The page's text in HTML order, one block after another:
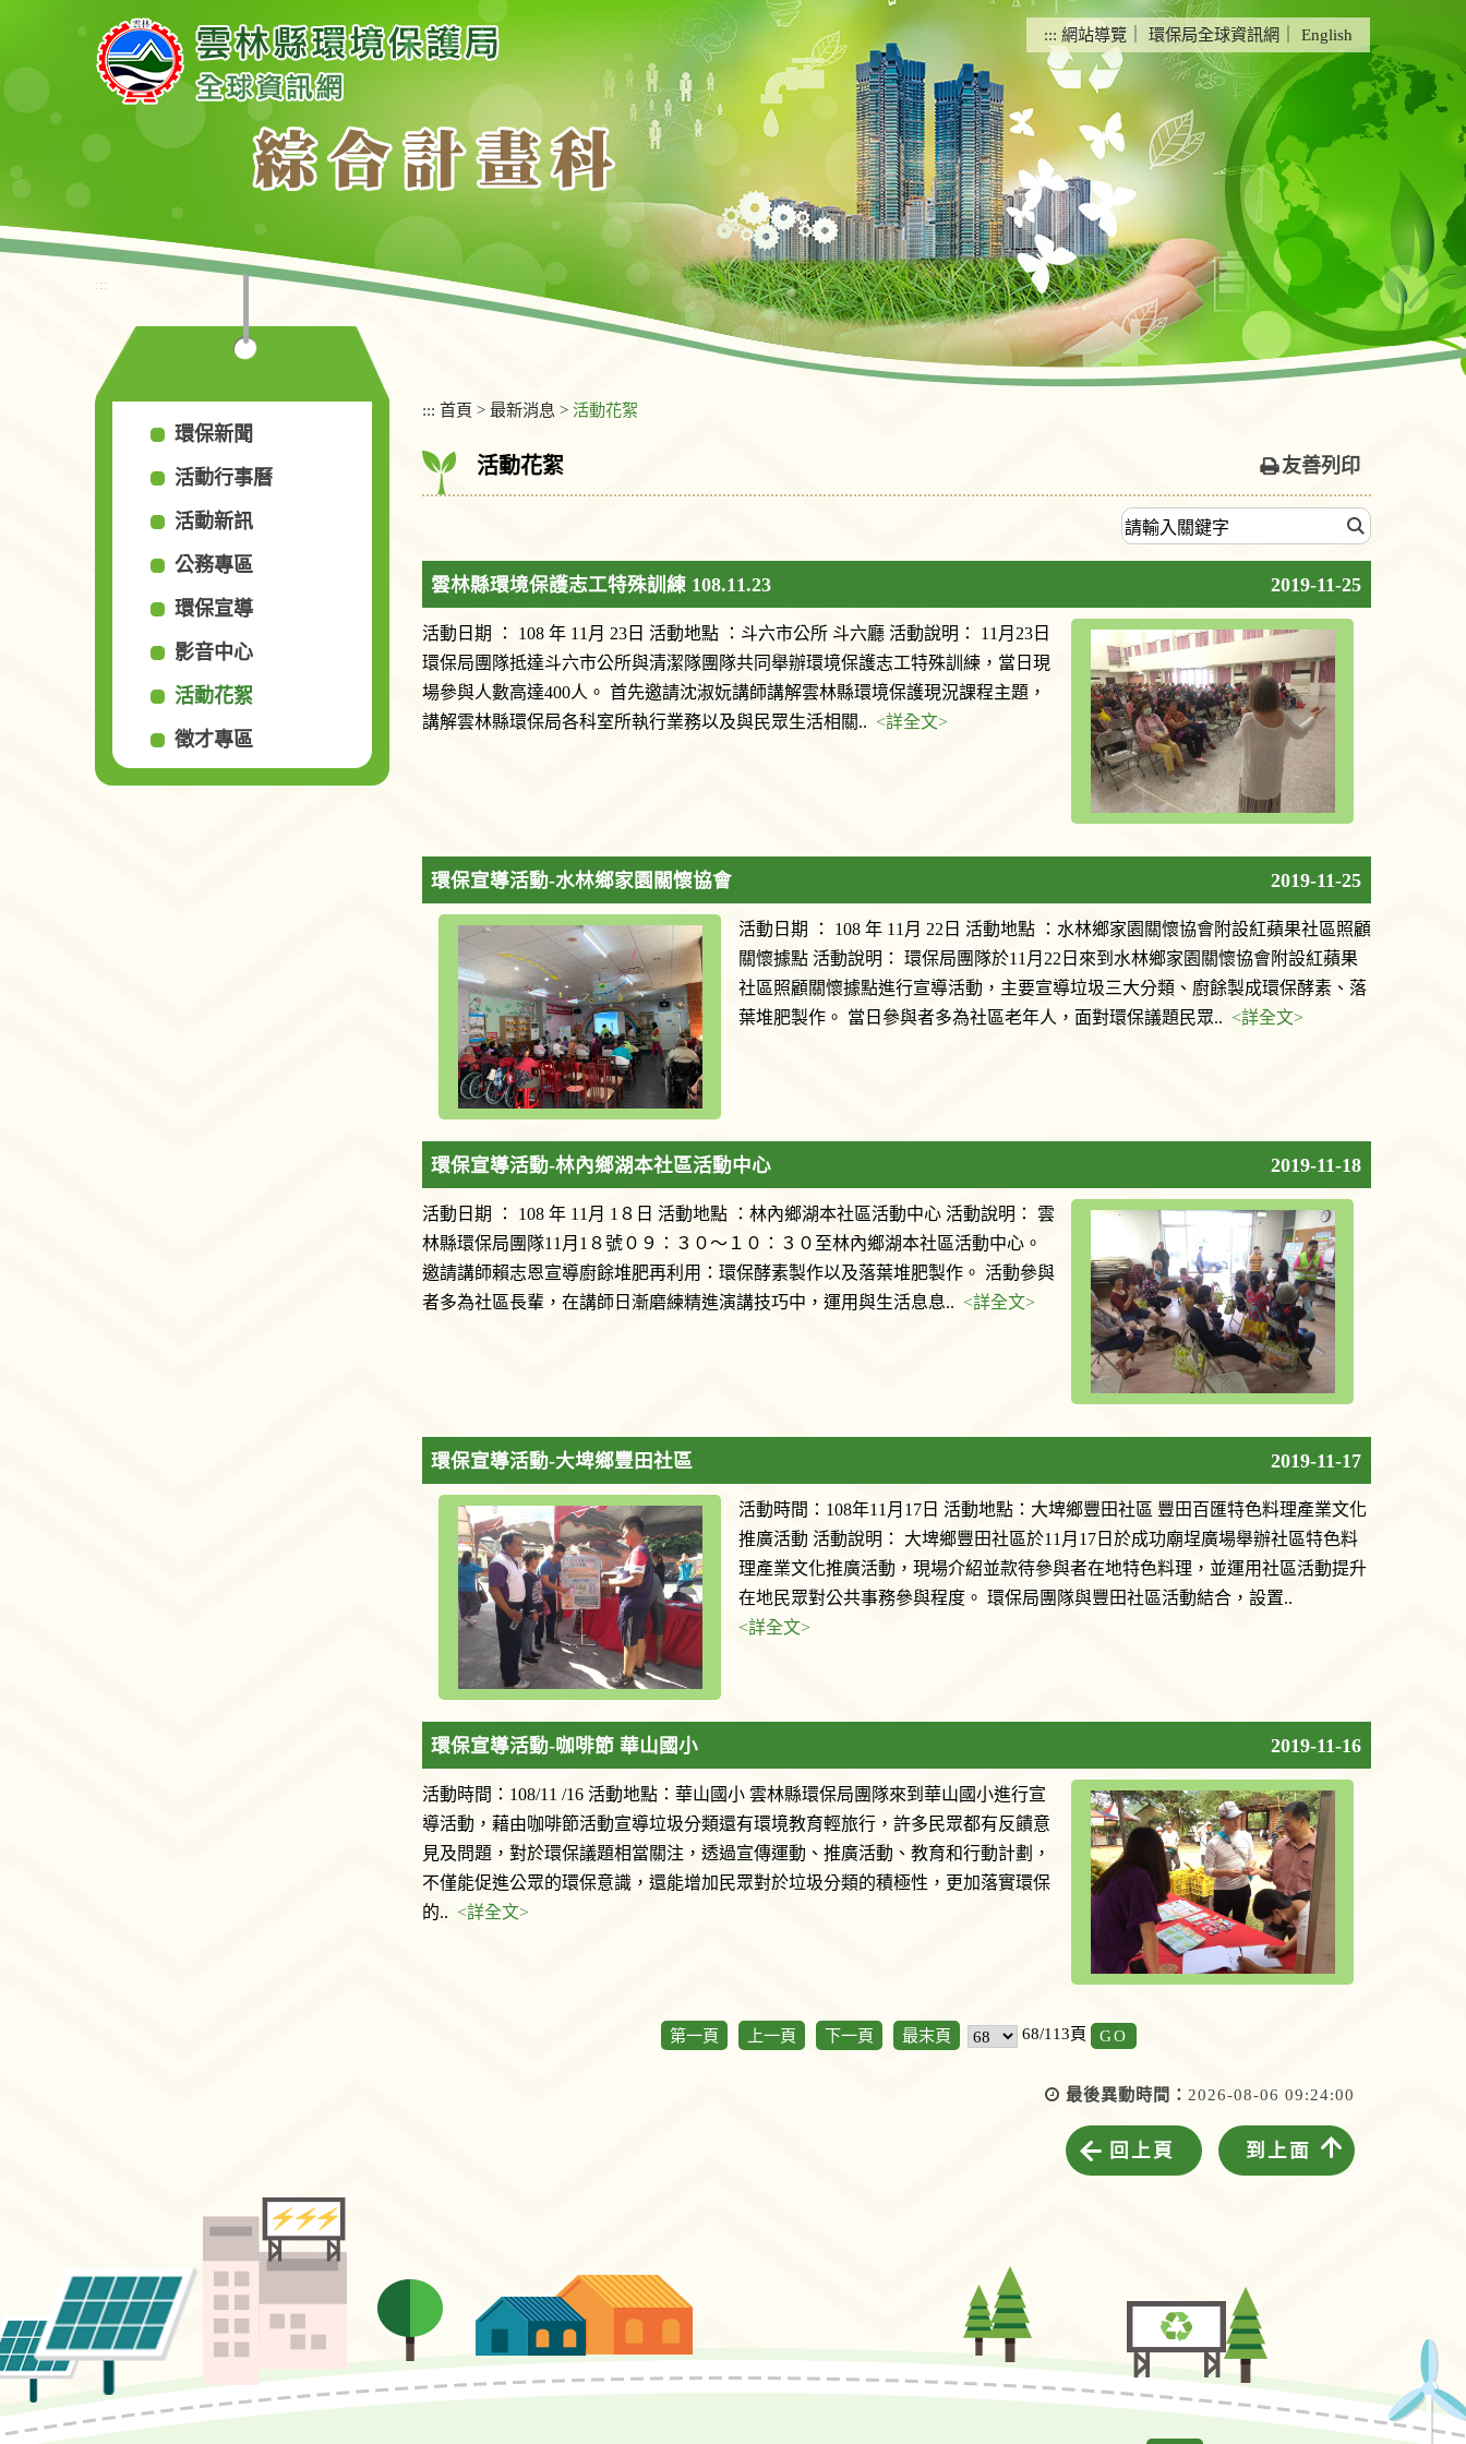
要
內
塊
::: 網站導覽 環保局全球資訊網 English
:::
環保新聞
活動行事曆
活動新訊
公務專區
環保宣導
影音中心
活動花絮
徵才專區
::: 首頁 > 最新消息 > 活動花絮
活動花絮 友善列印
雲林縣環境保護志工特殊訓練 108.11.23 2019-11-25
活動日期 ： 108 年 11月 23日 活動地點 ：斗六市公所 斗六廳 活動說明： 11月23日
環保局團隊抵達斗六市公所與清潔隊團隊共同舉辦環境保護志工特殊訓練，當日現
場參與人數高達400人。 首先邀請沈淑妧講師講解雲林縣環境保護現況課程主題，
講解雲林縣環保局各科室所執行業務以及與民眾生活相關.. <詳全文>
環保宣導活動-水林鄉家園關懷協會 2019-11-25
活動日期 ： 108 年 11月 22日 活動地點 ：水林鄉家園關懷協會附設紅蘋果社區照顧
關懷據點 活動說明： 環保局團隊於11月22日來到水林鄉家園關懷協會附設紅蘋果
社區照顧關懷據點進行宣導活動，主要宣導垃圾三大分類、廚餘製成環保酵素、落
葉堆肥製作。 當日參與者多為社區老年人，面對環保議題民眾.. <詳全文>
環保宣導活動-林內鄉湖本社區活動中心 2019-11-18
活動日期 ： 108 年 11月 1８日 活動地點 ：林內鄉湖本社區活動中心 活動說明： 雲
林縣環保局團隊11月1８號０９：３０～１０：３０至林內鄉湖本社區活動中心。
邀請講師賴志恩宣導廚餘堆肥再利用：環保酵素製作以及落葉堆肥製作。 活動參與
者多為社區長輩，在講師日漸磨練精進演講技巧中，運用與生活息息.. <詳全文>
環保宣導活動-大埤鄉豐田社區 2019-11-17
活動時間：108年11月17日 活動地點：大埤鄉豐田社區 豐田百匯特色料理產業文化
推廣活動 活動說明： 大埤鄉豐田社區於11月17日於成功廟埕廣場舉辦社區特色料
理產業文化推廣活動，現場介紹並款待參與者在地特色料理，並運用社區活動提升
在地民眾對公共事務參與程度。 環保局團隊與豐田社區活動結合，設置..
<詳全文>
環保宣導活動-咖啡節 華山國小 2019-11-16
活動時間：108/11 /16 活動地點：華山國小 雲林縣環保局團隊來到華山國小進行宣
導活動，藉由咖啡節活動宣導垃圾分類還有環境教育輕旅行，許多民眾都有反饋意
見及問題，對於環保議題相當關注，透過宣傳運動、推廣活動、教育和行動計劃，
不僅能促進公眾的環保意識，還能增加民眾對於垃圾分類的積極性，更加落實環保
的.. <詳全文>
第一頁 上一頁 下一頁 最末頁 68/113頁 GO
最後異動時間： 2026-08-06 09:24:00
回上頁 到上面